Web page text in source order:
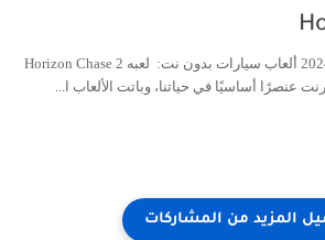
ألعاب سيارات بدون نت 2024 ألعاب سيارات بدون نت: لعبه Horizon Chase 2
عنصرًا أساسيًا في حياتنا، وباتت الألعاب ا...